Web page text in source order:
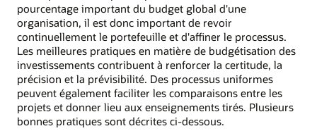
pourcentage important du budget global d'une
organisation, il est donc important de revoir
continuellement le portefeuille et d'affiner le processus.
Les meilleures pratiques en matière de budgétisation des
investissements contribuent à renforcer la certitude, la
précision et la prévisibilité. Des processus uniformes
peuvent également faciliter les comparaisons entre les
projets et donner lieu aux enseignements tirés. Plusieurs
bonnes pratiques sont décrites ci-dessous.